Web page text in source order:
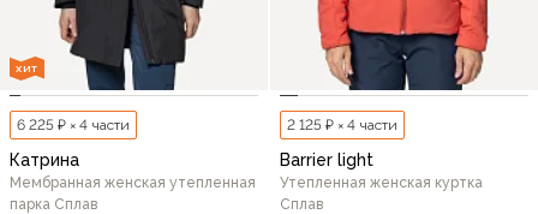
ХИТ
6 225 ₽ × 4 части
Катрина
Мембранная женская утепленная
парка Сплав
2 125 ₽ × 4 части
Barrier light
Утепленная женская куртка
Сплав